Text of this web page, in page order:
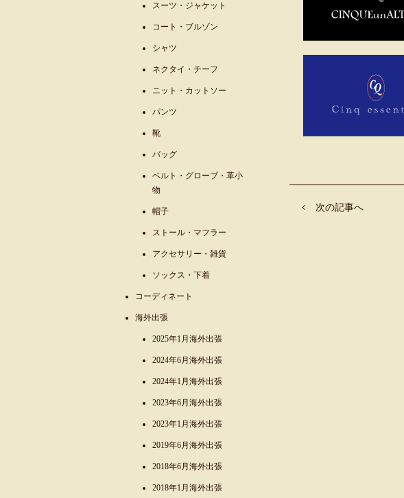
次の記事へ
スーツ・ジャケット
コート・ブルゾン
シャツ
ネクタイ・チーフ
ニット・カットソー
パンツ
靴
バッグ
ベルト・グローブ・革小
物
帽子
ストール・マフラー
アクセサリー・雑貨
ソックス・下着
コーディネート
海外出張
2025年1月海外出張
2024年6月海外出張
2024年1月海外出張
2023年6月海外出張
2023年1月海外出張
2019年6月海外出張
2018年6月海外出張
2018年1月海外出張